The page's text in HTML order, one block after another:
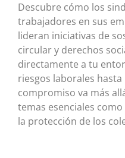
Descubre cómo los
trabajadores en sus
lideran iniciativas de
circular y derechos
directamente a tu
riesgos laborales
compromiso va más
temas esenciales
la protección de los